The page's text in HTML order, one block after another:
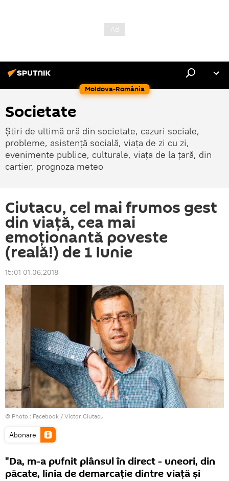
Moldova-România
Societate
Știri de ultimă oră din societate, cazuri sociale,
probleme, asistență socială, viața de zi cu zi,
evenimente publice, culturale, viața de la țară, din
cartier, prognoza meteo
Ciutacu, cel mai frumos gest
din viață, cea mai
emoționantă poveste
(reală!) de 1 Iunie
15:01 01.06.2018
© Photo : Facebook / Victor Ciutacu
Abonare
"Da, m-a pufnit plânsul în direct - uneori, din
păcate, linia de demarcație dintre viață și